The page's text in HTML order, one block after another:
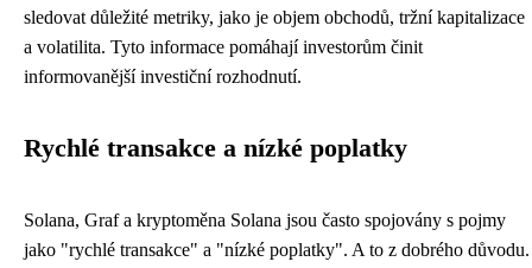
sledovat důležité metriky, jako je objem obchodů, tržní kapitalizace
a volatilita. Tyto informace pomáhají investorům činit
informovanější investiční rozhodnutí.
Rychlé transakce a nízké poplatky
Solana, Graf a kryptoměna Solana jsou často spojovány s pojmy
jako "rychlé transakce" a "nízké poplatky". A to z dobrého důvodu.